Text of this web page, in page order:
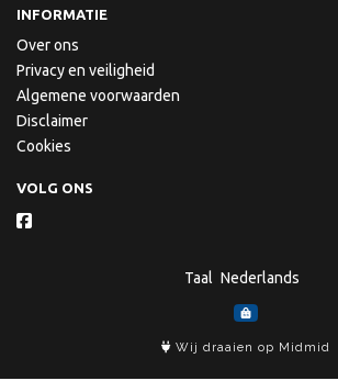
INFORMATIE
Over ons
Privacy en veiligheid
Algemene voorwaarden
Disclaimer
Cookies
VOLG ONS
Taal
Wij draaien op Midmid